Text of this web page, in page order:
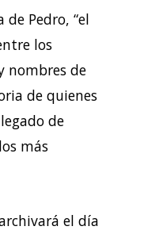
Pedro, “el
los
nombres de
de quienes
de
más
el día